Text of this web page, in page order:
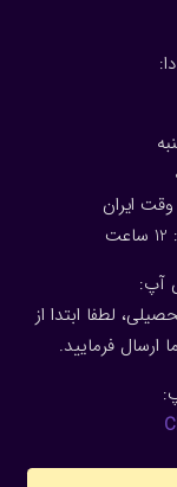
2 ساعت
آپ:
لطفا ابتدا از
فرمایید.